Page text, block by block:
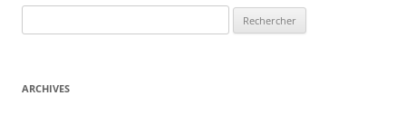
e
h
ARCHIVES